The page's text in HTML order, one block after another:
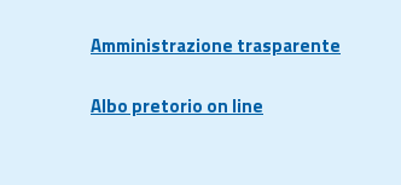
Amministrazione trasparente
Albo pretorio on line